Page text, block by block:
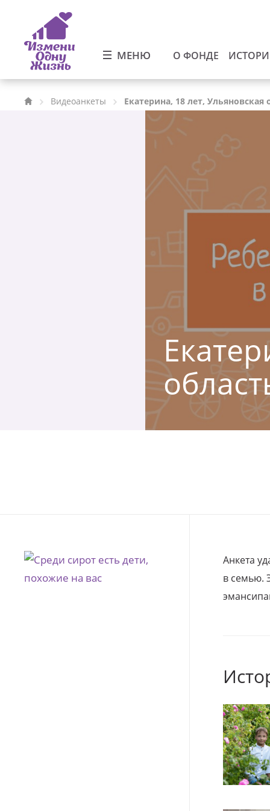
МЕНЮ О ФОНДЕ
Видеоанкеты Екатерина, 18 лет, Ульяновская
Анкета
в семью.